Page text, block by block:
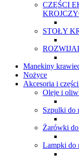
CZĘŚCI
STOŁY
Manekiny
Nożyce
Akcesoria i
Oleje i
Szpulki do
Żarówki
Lampki do